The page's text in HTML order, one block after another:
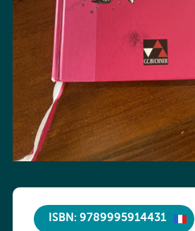
ISBN: 9789995914431